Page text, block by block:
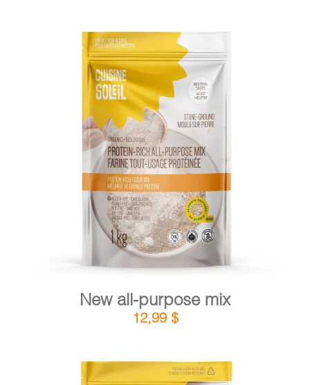
ADD TO CART / DETAILS
New all-purpose mix
12,99 $